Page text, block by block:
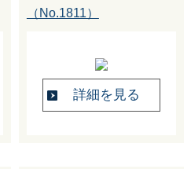
（No.1811）
詳細を見る